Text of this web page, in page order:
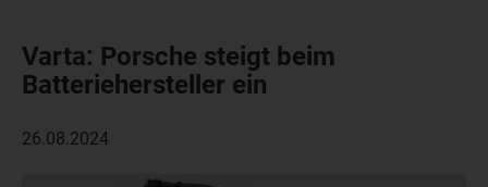
Varta: Porsche steigt beim
Batteriehersteller ein
26.08.2024